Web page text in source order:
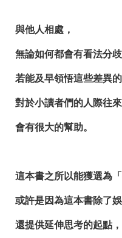
與他人相處，
無論如何都會有看法分歧
若能及早領悟這些差異的
對於小讀者們的人際往來
會有很大的幫助。
這本書之所以能獲選為
或許是因為這本書除了
還提供延伸思考的起點，